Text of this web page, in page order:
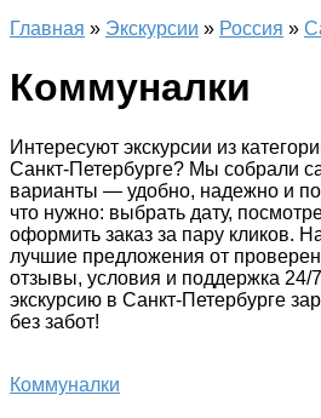
Главная » Экскурсии » Россия »
Коммуналки
Интересуют экскурсии из
Санкт-Петербурге? Мы собрали
варианты — удобно, надежно и
что нужно: выбрать дату,
оформить заказ за пару кликов.
лучшие предложения от
отзывы, условия и поддержка 24/
экскурсию в Санкт-Петербурге
без забот!
Коммуналки